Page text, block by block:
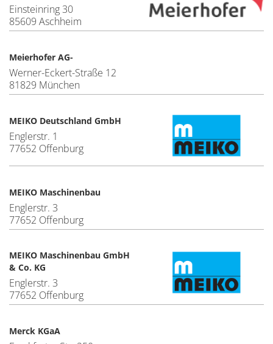
Einsteinring 30
85609 Aschheim
Meierhofer AG-
Werner-Eckert-Straße 12
81829 München
MEIKO Deutschland GmbH
Englerstr. 1
77652 Offenburg
MEIKO Maschinenbau
Englerstr. 3
77652 Offenburg
MEIKO Maschinenbau GmbH
& Co. KG
Englerstr. 3
77652 Offenburg
Merck KGaA